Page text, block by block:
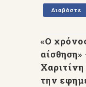
Διαβάστε
«Ο
την